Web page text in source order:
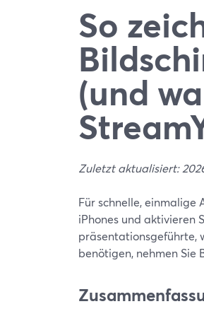
So
(und
Zuletzt aktualisiert:
Für schnelle, einmalige
iPhones und aktivieren
präsentationsgeführte,
benötigen, nehmen Sie